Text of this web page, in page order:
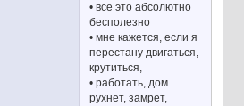
• все это абсолютно
бесполезно
• мне кажется, если я
перестану двигаться,
крутиться,
• работать, дом
рухнет, замрет,